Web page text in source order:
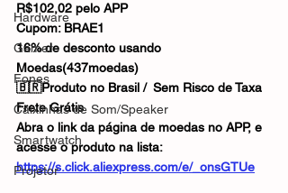
Hardware
Gamer
Fones
Caixinhas de Som/Speaker
Smartwatch
Projetor
R$102,02 pelo APP
Cupom: BRAE1
16% de desconto usando
Moedas(437moedas)
🇧🇷Produto no Brasil / Sem Risco de Taxa
Frete Grátis
Abra o link da página de moedas no APP, e
acesse o produto na lista:
https://s.click.aliexpress.com/e/_onsGTUe